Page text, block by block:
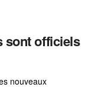
sont officiels
nouveaux